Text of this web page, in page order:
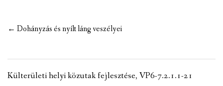
Post
← Dohányzás és nyílt láng veszélyei
Külterületi helyi közutak fejlesztése, VP6-7.2.1.1-21